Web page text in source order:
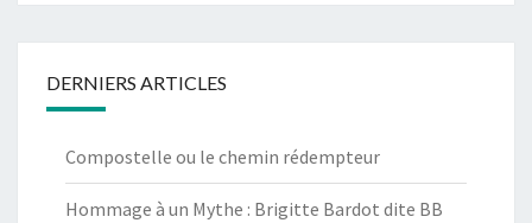
DERNIERS ARTICLES
Compostelle ou le chemin rédempteur
Hommage à un Mythe : Brigitte Bardot dite BB